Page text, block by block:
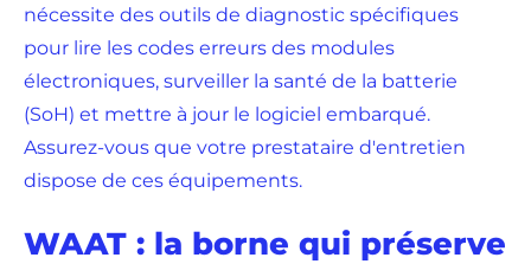
nécessite des outils de diagnostic spécifiques
pour lire les codes erreurs des modules
électroniques, surveiller la santé de la batterie
(SoH) et mettre à jour le logiciel embarqué.
Assurez-vous que votre prestataire d'entretien
dispose de ces équipements.
WAAT : la borne qui préserve